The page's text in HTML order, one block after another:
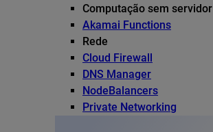
Computação sem servidor
Akamai Functions
Rede
Cloud Firewall
DNS Manager
NodeBalancers
Private Networking